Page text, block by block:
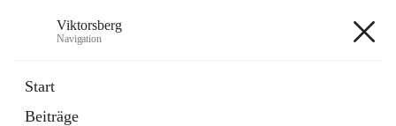
Viktorsberg
Navigation
Start
Beiträge